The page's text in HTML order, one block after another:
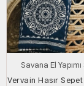
Savana El
Vervain Hasır